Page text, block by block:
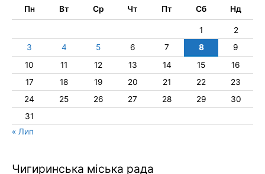
Пн Вт Ср Чт Пт Сб Нд
1
2
3
4 5 6 7 8
9
10
11 12 13 14 15
16
17
18 19 20 21 22
23
24
25 26 27 28 29
30
31
« Лип
Чигиринська міська рада